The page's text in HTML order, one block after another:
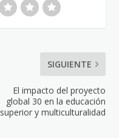
SIGUIENTE
El impacto del proyecto
global 30 en la educación
superior y multiculturalidad